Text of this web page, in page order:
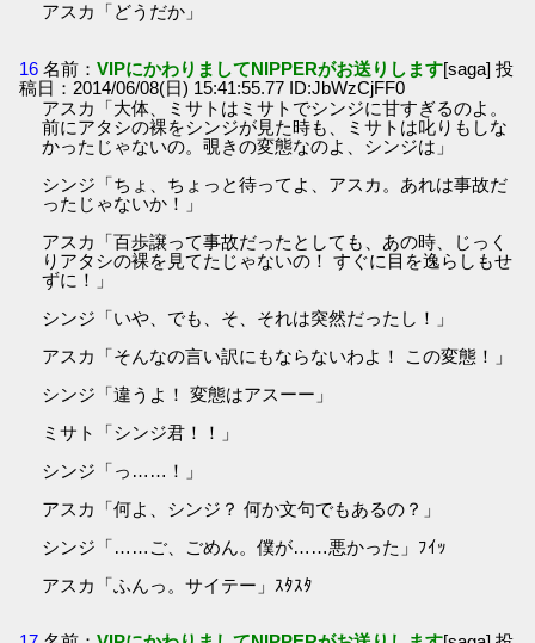
アスカ「どうだか」
16 名前：VIPにかわりましてNIPPERがお送りします[saga] 投
稿日：2014/06/08(日) 15:41:55.77 ID:JbWzCjFF0
アスカ「大体、ミサトはミサトでシンジに甘すぎるのよ。
前にアタシの裸をシンジが見た時も、ミサトは叱りもしな
かったじゃないの。覗きの変態なのよ、シンジは」
シンジ「ちょ、ちょっと待ってよ、アスカ。あれは事故だ
ったじゃないか！」
アスカ「百歩譲って事故だったとしても、あの時、じっく
りアタシの裸を見てたじゃないの！ すぐに目を逸らしもせ
ずに！」
シンジ「いや、でも、そ、それは突然だったし！」
アスカ「そんなの言い訳にもならないわよ！ この変態！」
シンジ「違うよ！ 変態はアスーー」
ミサト「シンジ君！！」
シンジ「っ……！」
アスカ「何よ、シンジ？ 何か文句でもあるの？」
シンジ「……ご、ごめん。僕が……悪かった」ﾌｲｯ
アスカ「ふんっ。サイテー」ｽﾀｽﾀ